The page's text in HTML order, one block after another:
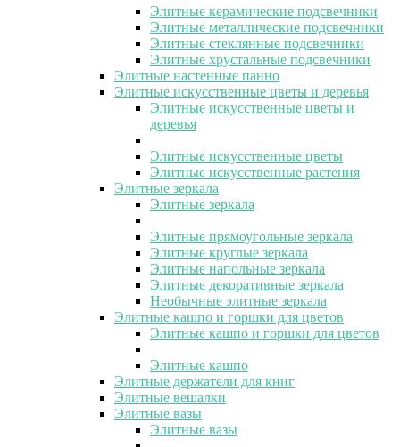
Элитные керамические подсвечники
Элитные металлические подсвечники
Элитные стеклянные подсвечники
Элитные хрустальные подсвечники
Элитные настенные панно
Элитные искусственные цветы и деревья
Элитные искусственные цветы и
деревья
Элитные искусственные цветы
Элитные искусственные растения
Элитные зеркала
Элитные зеркала
Элитные прямоугольные зеркала
Элитные круглые зеркала
Элитные напольные зеркала
Элитные декоративные зеркала
Необычные элитные зеркала
Элитные кашпо и горшки для цветов
Элитные кашпо и горшки для цветов
Элитные кашпо
Элитные держатели для книг
Элитные вешалки
Элитные вазы
Элитные вазы